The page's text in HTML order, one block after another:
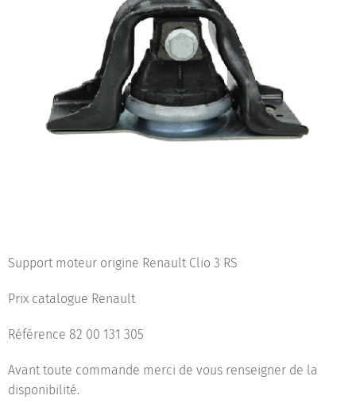
Support moteur origine Renault Clio 3 RS
Prix catalogue Renault
Référence 82 00 131 305
Avant toute commande merci de vous renseigner de la
disponibilité.